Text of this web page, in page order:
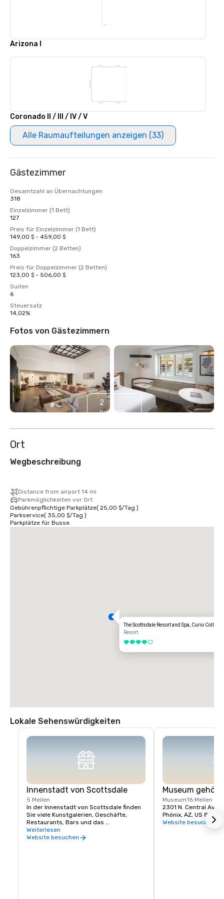
Arizona I
Coronado II / III / IV / V
Alle Raumaufteilungen anzeigen (33)
Gästezimmer
Gesamtzahl an Übernachtungen
318
Einzelzimmer (1 Bett)
127
Preis für Einzelzimmer (1 Bett)
149,00 $ - 459,00 $
Doppelzimmer (2 Betten)
163
Preis für Doppelzimmer (2 Betten)
123,00 $ - 506,00 $
Suiten
6
Steuersatz
14,02%
Fotos von Gästezimmern
2
weitere
Ort
Wegbeschreibung
Distance from airport 14 mi
Parkmöglichkeiten vor Ort
Gebührenpflichtige Parkplätze( 25,00 $/Tag )
Parkservice( 35,00 $/Tag )
Parkplätze für Busse
The Scottsdale Resort and Spa, Curio
Resort
4 von 5
Lokale Sehenswürdigkeiten
Innenstadt von Scottsdale
5 Meilen
In der Innenstadt von Scottsdale finden
Sie viele Kunstgalerien, Geschäfte,
Restaurants, Bars und das
Einkaufszentrum Scottsdale Fashion
Square.
Weiterlesen
Website besuchen
Museum gehört
Museum16 Meilen
2301 N. Central
Phönix, AZ, US 85004
Website besuchen